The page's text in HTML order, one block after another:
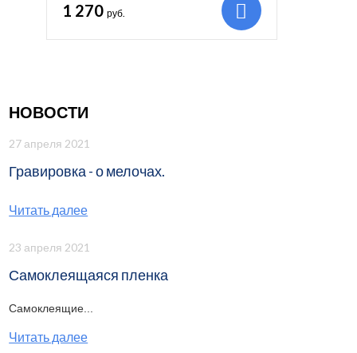
1 270 руб.
НОВОСТИ
27 апреля 2021
Гравировка - о мелочах.
Читать далее
23 апреля 2021
Самоклеящаяся пленка
Самоклеящие...
Читать далее